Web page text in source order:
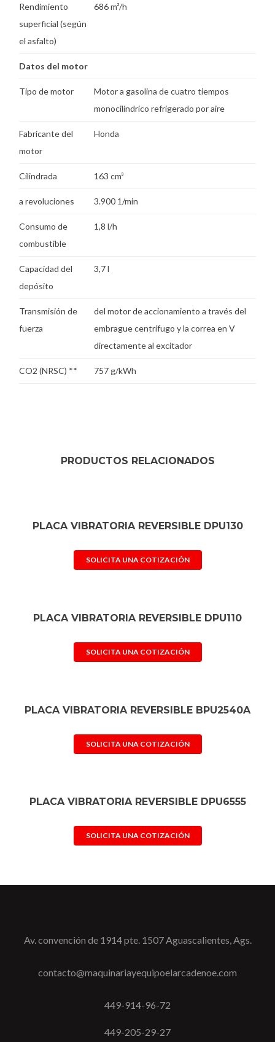
Rendimiento
superficial (según
el asfalto)
686 m²/h
Datos del motor
Tipo de motor
Motor a gasolina de cuatro tiempos
monocilíndrico refrigerado por aire
Fabricante del
motor
Honda
Cilindrada 163 cm³
a revoluciones 3.900 1/min
Consumo de
combustible
1,8 l/h
Capacidad del
depósito
3,7 l
Transmisión de
fuerza
del motor de accionamiento a través del
embrague centrífugo y la correa en V
directamente al excitador
CO2 (NRSC) ** 757 g/kWh
PRODUCTOS RELACIONADOS
PLACA VIBRATORIA REVERSIBLE DPU130
SOLICITA UNA COTIZACIÓN
PLACA VIBRATORIA REVERSIBLE DPU110
SOLICITA UNA COTIZACIÓN
PLACA VIBRATORIA REVERSIBLE BPU2540A
SOLICITA UNA COTIZACIÓN
PLACA VIBRATORIA REVERSIBLE DPU6555
SOLICITA UNA COTIZACIÓN
Av. convención de 1914 pte. 1507 Aguascalientes, Ags.
contacto@maquinariayequipoelarcadenoe.com
449-914-96-72
449-205-29-27